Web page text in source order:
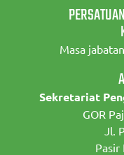
Masa
Sekretariat
GOR
Jl.
Pasir